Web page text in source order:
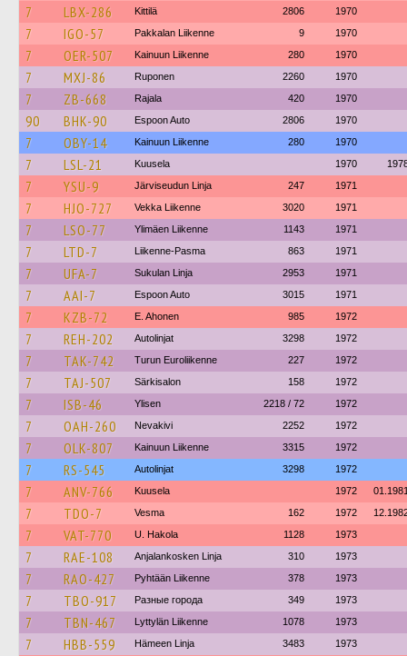
7 LBX-286 Kittilä 2806 1970
7 IGO-57 Pakkalan Liikenne 9 1970
7 OER-507 Kainuun Liikenne 280 1970
7 MXJ-86 Ruponen 2260 1970
7 ZB-668 Rajala 420 1970
90 BHK-90 Espoon Auto 2806 1970
7 OBY-14 Kainuun Liikenne 280 1970
7 LSL-21 Kuusela 1970
7 YSU-9 Järviseudun Linja 247 1971
7 HJO-727 Vekka Liikenne 3020 1971
7 LSO-77 Ylimäen Liikenne 1143 1971
7 LTD-7 Liikenne-Pasma 863 1971
7 UFA-7 Sukulan Linja 2953 1971
7 AAI-7 Espoon Auto 3015 1971
7 KZB-72 E. Ahonen 985 1972
7 REH-202 Autolinjat 3298 1972
7 TAK-742 Turun Euroliikenne 227 1972
7 TAJ-507 Särkisalon 158 1972
7 ISB-46 Ylisen 2218 / 72 1972
7 OAH-260 Nevakivi 2252 1972
7 OLK-807 Kainuun Liikenne 3315 1972
7 RS-545 Autolinjat 3298 1972
7 ANV-766 Kuusela 1972
7 TDO-7 Vesma 162 1972
7 VAT-770 U. Hakola 1128 1973
7 RAE-108 Anjalankosken Linja 310 1973
7 RAO-427 Pyhtään Liikenne 378 1973
7 TBO-917 Разные города 349 1973
7 TBN-467 Lyttylän Liikenne 1078 1973
7 HBB-559 Hämeen Linja 3483 1973